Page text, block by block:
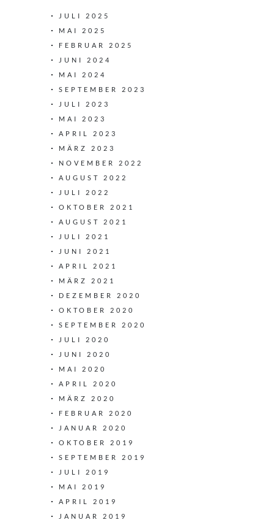
JULI 2025
MAI 2025
FEBRUAR 2025
JUNI 2024
MAI 2024
SEPTEMBER 2023
JULI 2023
MAI 2023
APRIL 2023
MÄRZ 2023
NOVEMBER 2022
AUGUST 2022
JULI 2022
OKTOBER 2021
AUGUST 2021
JULI 2021
JUNI 2021
APRIL 2021
MÄRZ 2021
DEZEMBER 2020
OKTOBER 2020
SEPTEMBER 2020
JULI 2020
JUNI 2020
MAI 2020
APRIL 2020
MÄRZ 2020
FEBRUAR 2020
JANUAR 2020
OKTOBER 2019
SEPTEMBER 2019
JULI 2019
MAI 2019
APRIL 2019
JANUAR 2019